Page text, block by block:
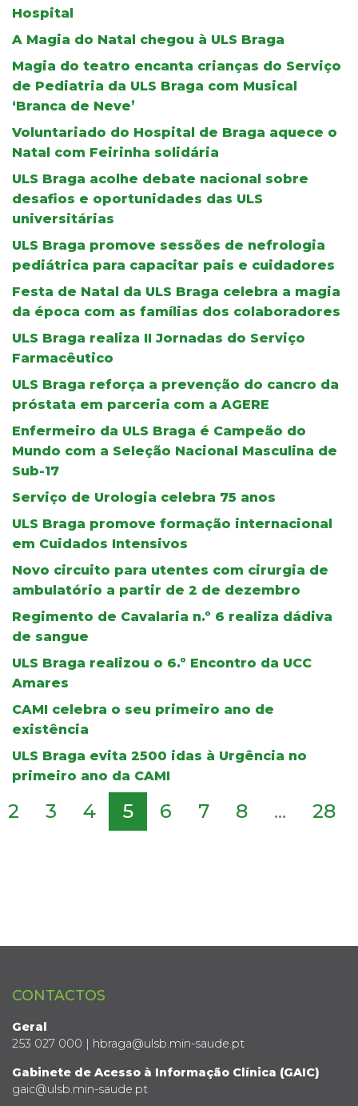
Hospital
A Magia do Natal chegou à ULS Braga
Magia do teatro encanta crianças do Serviço
de Pediatria da ULS Braga com Musical
‘Branca de Neve’
Voluntariado do Hospital de Braga aquece o
Natal com Feirinha solidária
ULS Braga acolhe debate nacional sobre
desafios e oportunidades das ULS
universitárias
ULS Braga promove sessões de nefrologia
pediátrica para capacitar pais e cuidadores
Festa de Natal da ULS Braga celebra a magia
da época com as famílias dos colaboradores
ULS Braga realiza II Jornadas do Serviço
Farmacêutico
ULS Braga reforça a prevenção do cancro da
próstata em parceria com a AGERE
Enfermeiro da ULS Braga é Campeão do
Mundo com a Seleção Nacional Masculina de
Sub-17
Serviço de Urologia celebra 75 anos
ULS Braga promove formação internacional
em Cuidados Intensivos
Novo circuito para utentes com cirurgia de
ambulatório a partir de 2 de dezembro
Regimento de Cavalaria n.º 6 realiza dádiva
de sangue
ULS Braga realizou o 6.º Encontro da UCC
Amares
CAMI celebra o seu primeiro ano de
existência
ULS Braga evita 2500 idas à Urgência no
primeiro ano da CAMI
2 3 4 5 6 7 8 ... 28
CONTACTOS
Geral
253 027 000 | hbraga@ulsb.min-saude.pt
Gabinete de Acesso à Informação Clínica (GAIC)
gaic@ulsb.min-saude.pt